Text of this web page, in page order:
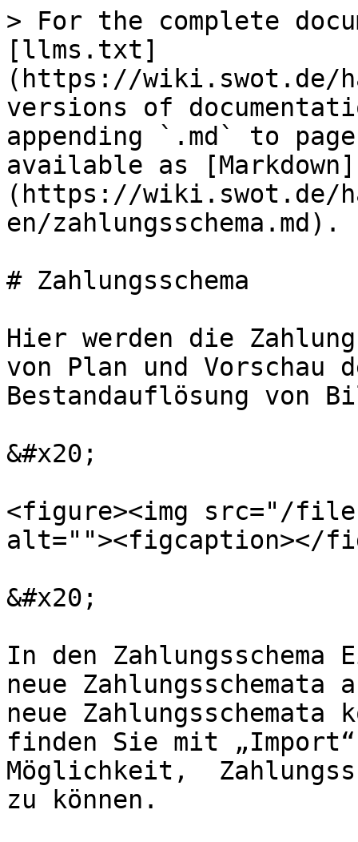
> For the complete
[llms.txt]
(https://wiki.swot.de/
versions of
appending `.md` to
available as [Markdown]
(https://wiki.swot.de/
en/zahlungsschema.md).
# Zahlungsschema
Hier werden die
von Plan und Vorschau
Bestandauflösung von
&#x20;
<figure><img src="/
alt=""><figcaption></
&#x20;
In den Zahlungsschema
neue Zahlungsschemata
neue Zahlungsschemata
finden Sie mit
Möglichkeit,
zu können.